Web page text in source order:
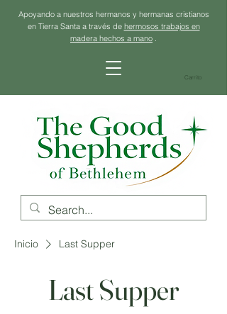
Apoyando a nuestros hermanos y hermanas cristianos
en Tierra Santa a través de hermosos trabajos en
madera hechos a mano .
Carrito
Inicio Last Supper
Last Supper